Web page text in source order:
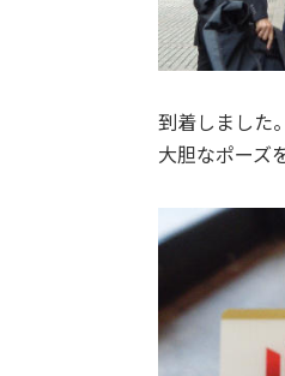
到着しました。
大胆なポーズ